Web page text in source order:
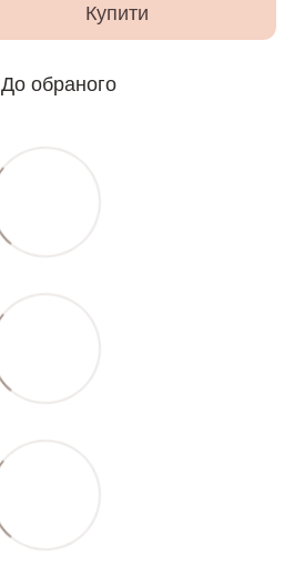
Купити
До обраного